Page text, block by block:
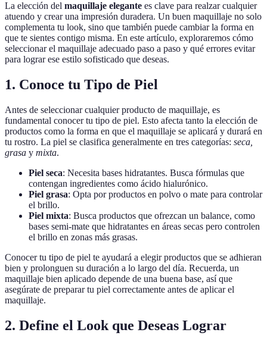
La elección del maquillaje elegante es clave para realzar cualquier
atuendo y crear una impresión duradera. Un buen maquillaje no solo
complementa tu look, sino que también puede cambiar la forma en
que te sientes contigo misma. En este artículo, exploraremos cómo
seleccionar el maquillaje adecuado paso a paso y qué errores evitar
para lograr ese estilo sofisticado que deseas.
1. Conoce tu Tipo de Piel
Antes de seleccionar cualquier producto de maquillaje, es
fundamental conocer tu tipo de piel. Esto afecta tanto la elección de
productos como la forma en que el maquillaje se aplicará y durará en
tu rostro. La piel se clasifica generalmente en tres categorías: seca,
grasa y mixta.
Piel seca: Necesita bases hidratantes. Busca fórmulas que
contengan ingredientes como ácido hialurónico.
Piel grasa: Opta por productos en polvo o mate para controlar
el brillo.
Piel mixta: Busca productos que ofrezcan un balance, como
bases semi-mate que hidratantes en áreas secas pero controlen
el brillo en zonas más grasas.
Conocer tu tipo de piel te ayudará a elegir productos que se adhieran
bien y prolonguen su duración a lo largo del día. Recuerda, un
maquillaje bien aplicado depende de una buena base, así que
asegúrate de preparar tu piel correctamente antes de aplicar el
maquillaje.
2. Define el Look que Deseas Lograr